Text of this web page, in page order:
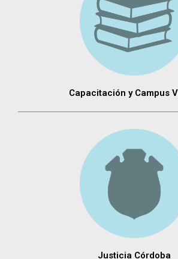
Capacitación y Campus
Justicia Córdoba